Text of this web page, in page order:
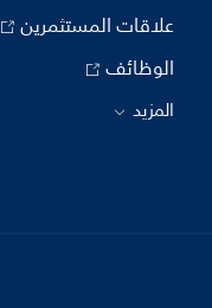
علاقات المستثمرين
الوظائف
المزيد